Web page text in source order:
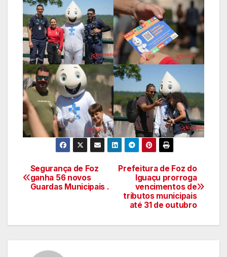
Navegação
de
Prefeitura de Foz do
Iguaçu prorroga
vencimentos de
tributos municipais
até 31 de outubro
Segurança de Foz
ganha 56 novos
Guardas Municipais .